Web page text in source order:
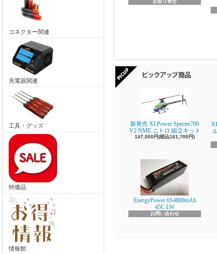
コネクター関連
充電器関連
工具・グッズ
特価品
情報館
お取り寄せ
新発売 XLPower Specter700
V2 NME ニトロ 組立キット
147,000円(税込161,700円)
EnergyPower 6S4800mAh
45C LW
お問い合わせ